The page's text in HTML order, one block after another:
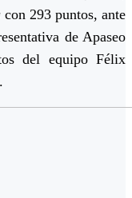
con 293 puntos, ante
de Apaseo
del equipo Félix